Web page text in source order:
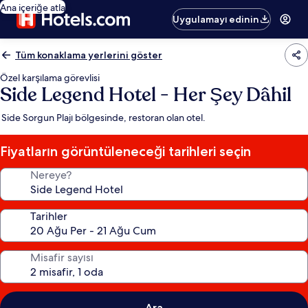
Ana içeriğe atla
Uygulamayı edinin
Tüm konaklama yerlerini göster
Özel karşılama görevlisi
Side Legend Hotel - Her Şey Dâhil
Side Sorgun Plajı bölgesinde, restoran olan otel.
Fiyatların görüntüleneceği tarihleri seçin
Nereye?
Tarihler
Misafir sayısı